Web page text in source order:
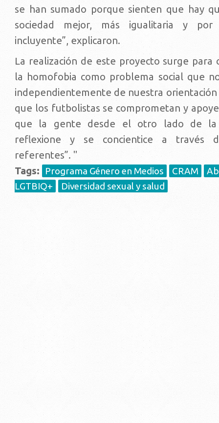
se han sumado porque sienten que hay
sociedad mejor, más igualitaria y
incluyente”, explicaron.
La realización de este proyecto surge para
la homofobia como problema social que
independientemente de nuestra orientación
que los futbolistas se comprometan y
que la gente desde el otro lado de la
reflexione y se concientice a través
referentes”. "
Tags:
Programa Género en Medios CRAM
LGTBIQ+
Diversidad sexual y salud